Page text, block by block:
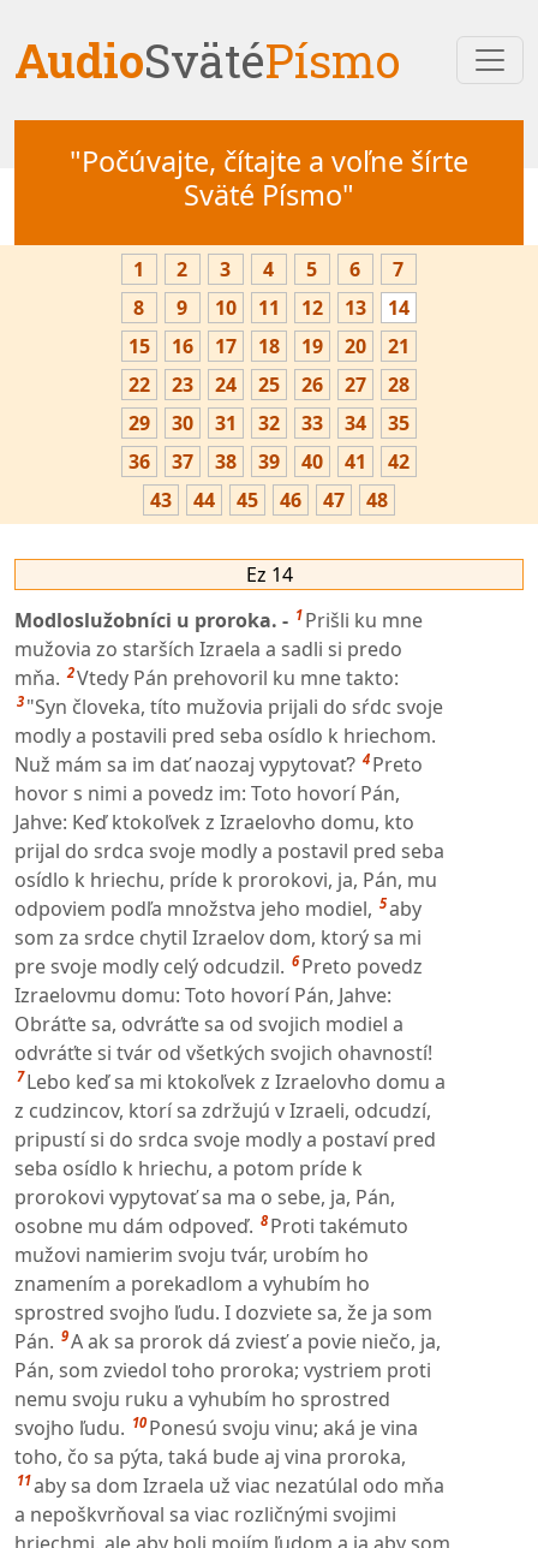
AudioSvätéPísmo
"Počúvajte, čítajte a voľne šírte
Sväté Písmo"
1 2 3 4 5 6
7
8
9 10 11 12 13
14
15
16 17 18 19 20
21
22
23 24 25 26 27
28
29
30 31 32 33 34
35
36
37 38 39 40 41
42
43
44 45 46 47 48
Ez 14
Modloslužobníci u proroka. - 1 Prišli ku mne
mužovia zo starších Izraela a sadli si predo
mňa. 2Vtedy Pán prehovoril ku mne takto:
3 "Syn človeka, títo mužovia prijali do sŕdc svoje
modly a postavili pred seba osídlo k hriechom.
Nuž mám sa im dať naozaj vypytovať? 4 Preto
hovor s nimi a povedz im: Toto hovorí Pán,
Jahve: Keď ktokoľvek z Izraelovho domu, kto
prijal do srdca svoje modly a postavil pred seba
osídlo k hriechu, príde k prorokovi, ja, Pán, mu
odpoviem podľa množstva jeho modiel, 5aby
som za srdce chytil Izraelov dom, ktorý sa mi
pre svoje modly celý odcudzil. 6 Preto povedz
Izraelovmu domu: Toto hovorí Pán, Jahve:
Obráťte sa, odvráťte sa od svojich modiel a
odvráťte si tvár od všetkých svojich ohavností!
7 Lebo keď sa mi ktokoľvek z Izraelovho domu a
z cudzincov, ktorí sa zdržujú v Izraeli, odcudzí,
pripustí si do srdca svoje modly a postaví pred
seba osídlo k hriechu, a potom príde k
prorokovi vypytovať sa ma o sebe, ja, Pán,
osobne mu dám odpoveď. 8 Proti takémuto
mužovi namierim svoju tvár, urobím ho
znamením a porekadlom a vyhubím ho
sprostred svojho ľudu. I dozviete sa, že ja som
Pán. 9A ak sa prorok dá zviesť a povie niečo, ja,
Pán, som zviedol toho proroka; vystriem proti
nemu svoju ruku a vyhubím ho sprostred
svojho ľudu. 10 Ponesú svoju vinu; aká je vina
toho, čo sa pýta, taká bude aj vina proroka,
11aby sa dom Izraela už viac nezatúlal odo mňa
a nepoškvrňoval sa viac rozličnými svojimi
hriechmi, ale aby boli mojím ľudom a ja aby som